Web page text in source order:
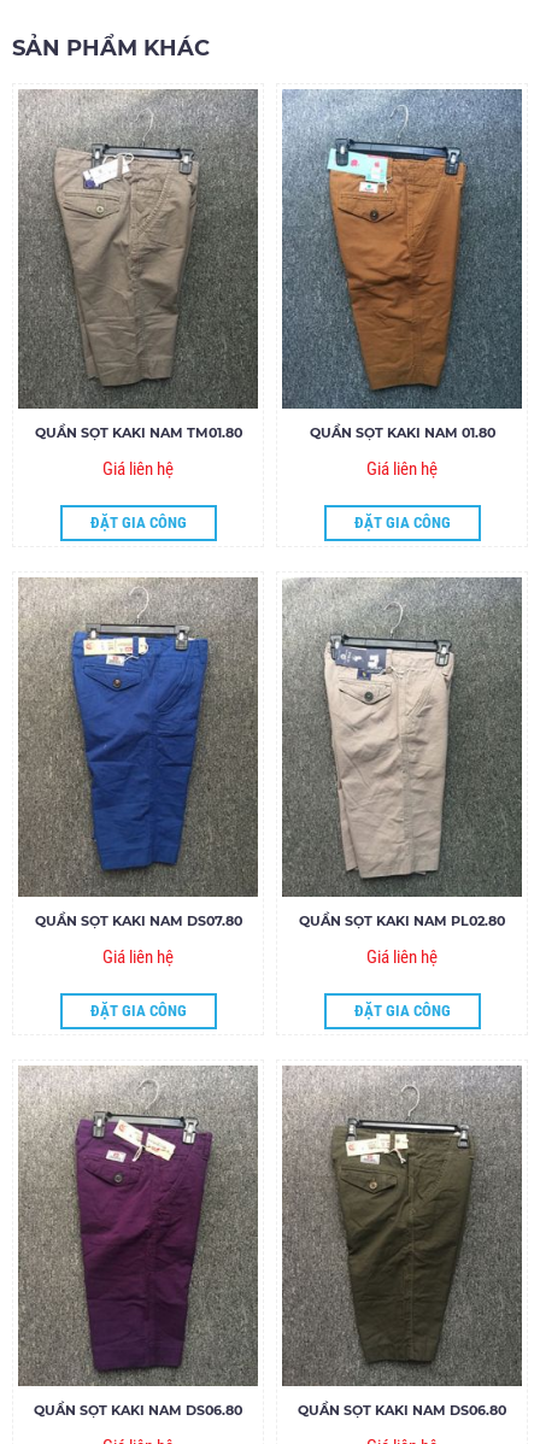
SẢN PHẨM KHÁC
QUẦN SỌT KAKI NAM TM01.80
Giá liên hệ
ĐẶT GIA CÔNG
QUẦN SỌT KAKI NAM 01.80
Giá liên hệ
ĐẶT GIA CÔNG
QUẦN SỌT KAKI NAM DS07.80
Giá liên hệ
ĐẶT GIA CÔNG
QUẦN SỌT KAKI NAM PL02.80
Giá liên hệ
ĐẶT GIA CÔNG
QUẦN SỌT KAKI NAM DS06.80 QUẦN SỌT KAKI NAM DS06.80